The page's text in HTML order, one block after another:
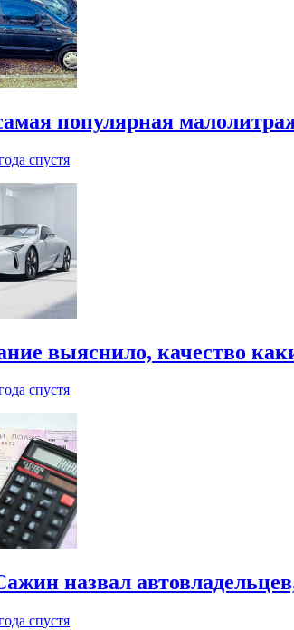
популярная
спустя
выяснило, качество
спустя
назвал
спустя